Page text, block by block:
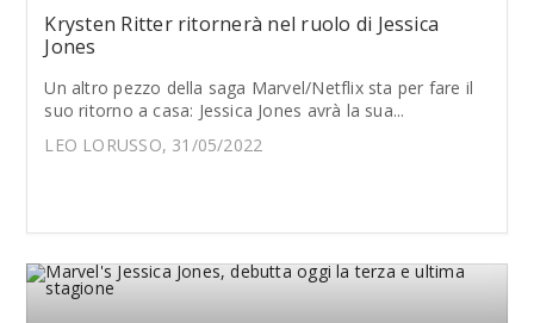
Krysten Ritter ritornerà nel ruolo di Jessica
Jones
Un altro pezzo della saga Marvel/Netflix sta per fare il
suo ritorno a casa: Jessica Jones avrà la sua...
LEO LORUSSO, 31/05/2022